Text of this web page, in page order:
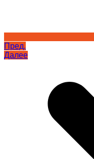
Пред.
Далее